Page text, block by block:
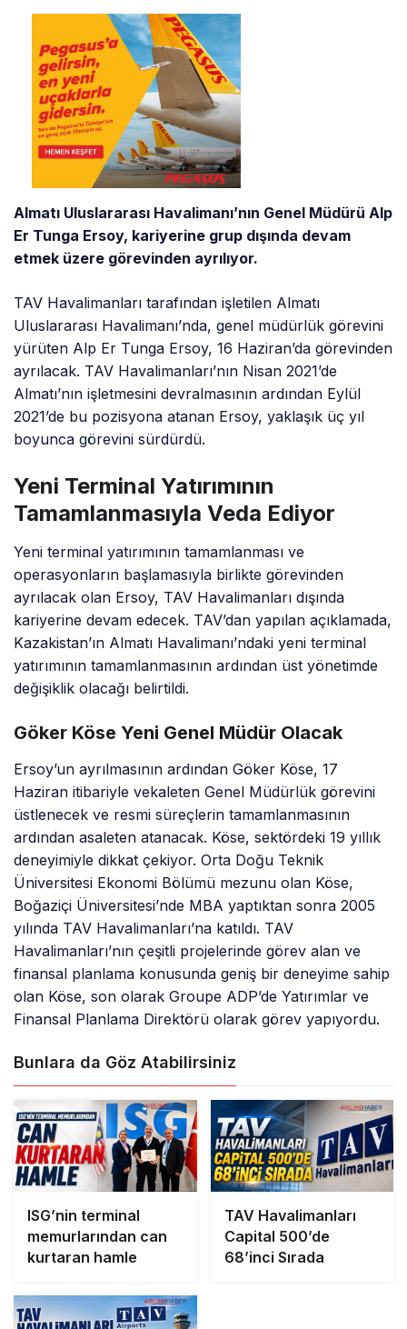
Almatı Uluslararası Havalimanı’nın Genel Müdürü Alp
Er Tunga Ersoy, kariyerine grup dışında devam
etmek üzere görevinden ayrılıyor.
TAV Havalimanları tarafından işletilen Almatı
Uluslararası Havalimanı’nda, genel müdürlük görevini
yürüten Alp Er Tunga Ersoy, 16 Haziran’da görevinden
ayrılacak. TAV Havalimanları’nın Nisan 2021’de
Almatı’nın işletmesini devralmasının ardından Eylül
2021’de bu pozisyona atanan Ersoy, yaklaşık üç yıl
boyunca görevini sürdürdü.
Yeni Terminal Yatırımının
Tamamlanmasıyla Veda Ediyor
Yeni terminal yatırımının tamamlanması ve
operasyonların başlamasıyla birlikte görevinden
ayrılacak olan Ersoy, TAV Havalimanları dışında
kariyerine devam edecek. TAV’dan yapılan açıklamada,
Kazakistan’ın Almatı Havalimanı’ndaki yeni terminal
yatırımının tamamlanmasının ardından üst yönetimde
değişiklik olacağı belirtildi.
Göker Köse Yeni Genel Müdür Olacak
Ersoy’un ayrılmasının ardından Göker Köse, 17
Haziran itibariyle vekaleten Genel Müdürlük görevini
üstlenecek ve resmi süreçlerin tamamlanmasının
ardından asaleten atanacak. Köse, sektördeki 19 yıllık
deneyimiyle dikkat çekiyor. Orta Doğu Teknik
Üniversitesi Ekonomi Bölümü mezunu olan Köse,
Boğaziçi Üniversitesi’nde MBA yaptıktan sonra 2005
yılında TAV Havalimanları’na katıldı. TAV
Havalimanları’nın çeşitli projelerinde görev alan ve
finansal planlama konusunda geniş bir deneyime sahip
olan Köse, son olarak Groupe ADP’de Yatırımlar ve
Finansal Planlama Direktörü olarak görev yapıyordu.
Bunlara da Göz Atabilirsiniz
ISG’nin terminal
memurlarından can
kurtaran hamle
TAV Havalimanları
Capital 500’de
68’inci Sırada